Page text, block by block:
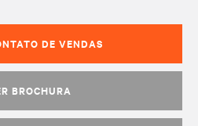
DE VENDAS
BROCHURA